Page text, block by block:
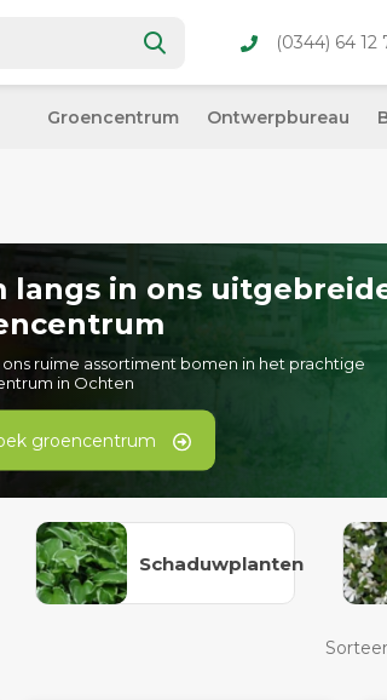
(0344) 64 12
Groencentrum Ontwerpbureau
langs in ons
ruime assortiment bomen in het prachtige
in Ochten
groencentrum
Schaduwplanten